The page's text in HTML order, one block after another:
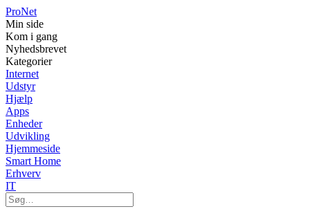
ProNet
Min side
Kom i gang
Nyhedsbrevet
Kategorier
Internet
Udstyr
Hjælp
Apps
Enheder
Udvikling
Hjemmeside
Smart Home
Erhverv
IT